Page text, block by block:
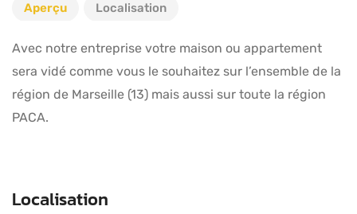
Aperçu Localisation
Avec notre entreprise votre maison ou appartement
sera vidé comme vous le souhaitez sur l’ensemble de la
région de Marseille (13) mais aussi sur toute la région
PACA.
Localisation